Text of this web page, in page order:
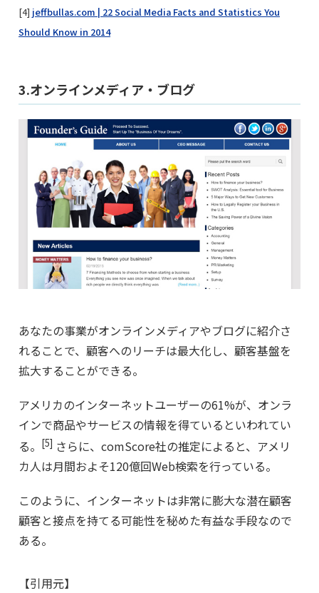
[4] jeffbullas.com | 22 Social Media Facts and Statistics You
Should Know in 2014
3.オンラインメディア・ブログ
あなたの事業がオンラインメディアやブログに紹介さ
れることで、顧客へのリーチは最大化し、顧客基盤を
拡大することができる。
アメリカのインターネットユーザーの61%が、オンラ
インで商品やサービスの情報を得ているといわれてい
る。 [5] さらに、comScore社の推定によると、アメリ
カ人は月間およそ120億回Web検索を行っている。
このように、インターネットは非常に膨大な潜在顧客
顧客と接点を持てる可能性を秘めた有益な手段なので
ある。
【引用元】